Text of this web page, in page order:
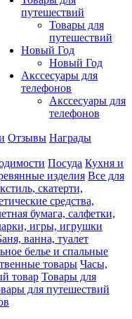
путешествий
Товары для
путешествий
Новый Год
Новый Год
Акссесуары для
телефонов
Акссесуары для
телефонов
Отзывы Награды
Посуда Кухня и
изделия Все для
скатерти,
средства,
бумага, салфетки,
игры, игрушки
ванна, туалет
белье и спальные
товары Часы,
товар Товары для
для путешествий